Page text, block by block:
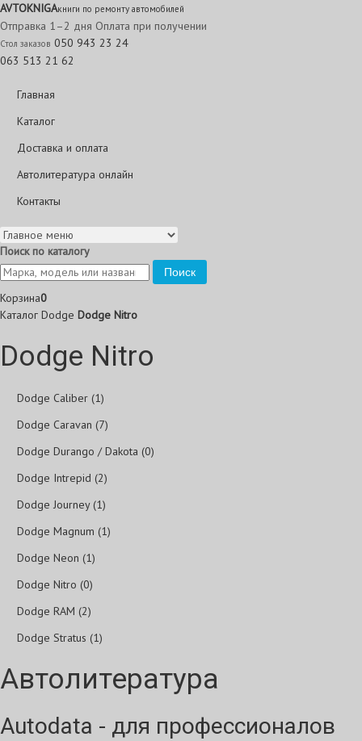
AVTOKNIGAкниги по ремонту автомобилей
Отправка 1–2 дня Оплата при получении
Стол заказов 050 943 23 24
063 513 21 62
Главная
Каталог
Доставка и оплата
Автолитература онлайн
Контакты
Поиск по каталогу
Поиск
Корзина0
Каталог Dodge Dodge Nitro
Dodge Nitro
Dodge Caliber (1)
Dodge Caravan (7)
Dodge Durango / Dakota (0)
Dodge Intrepid (2)
Dodge Journey (1)
Dodge Magnum (1)
Dodge Neon (1)
Dodge Nitro (0)
Dodge RAM (2)
Dodge Stratus (1)
Автолитература
Autodata - для профессионалов